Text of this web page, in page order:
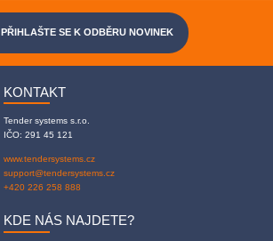
PŘIHLAŠTE SE K ODBĚRU NOVINEK
KONTAKT
Tender systems s.r.o.
IČO: 291 45 121
www.tendersystems.cz
support@tendersystems.cz
+420 226 258 888
KDE NÁS NAJDETE?